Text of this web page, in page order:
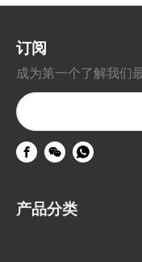
订阅
成为第一个了解我们
产品分类